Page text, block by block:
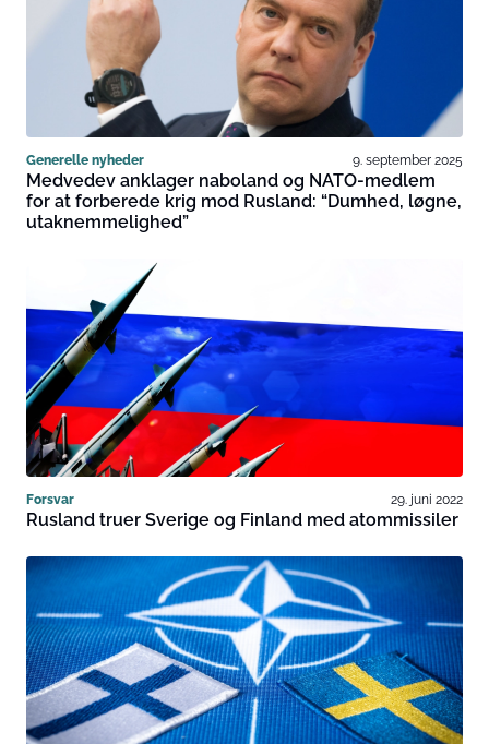
Generelle nyheder 9. september 2025
Medvedev anklager naboland og NATO-medlem
for at forberede krig mod Rusland: “Dumhed, løgne,
utaknemmelighed”
Forsvar 29. juni 2022
Rusland truer Sverige og Finland med atommissiler